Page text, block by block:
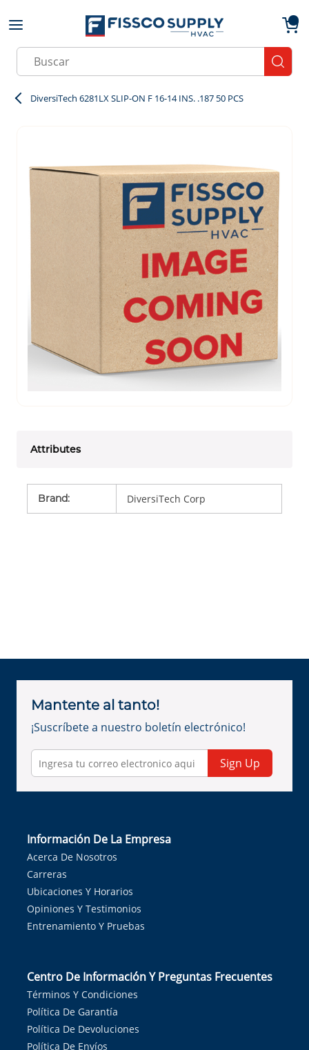
Skip to main content
Site Search
DiversiTech 6281LX SLIP-ON F 16-14 INS. .187 50 PCS
Attributes
Brand: DiversiTech Corp
Mantente al tanto!
¡Suscríbete a nuestro boletín electrónico!
Sign Up
Información De La Empresa
Acerca De Nosotros
Carreras
Ubicaciones Y Horarios
Opiniones Y Testimonios
Entrenamiento Y Pruebas
Centro De Información Y Preguntas Frecuentes
Términos Y Condiciones
Política De Garantía
Política De Devoluciones
Política De Envíos